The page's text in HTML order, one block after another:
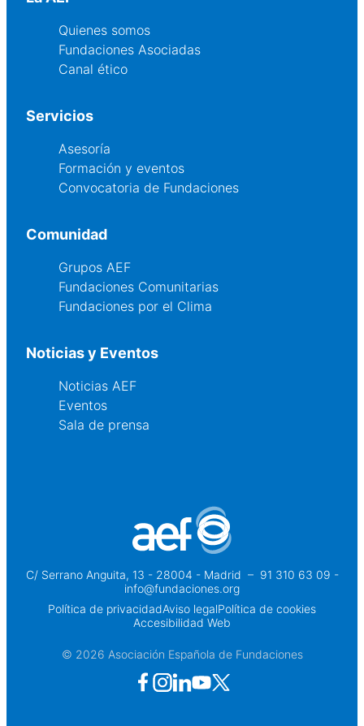
Quienes somos
Fundaciones Asociadas
Canal ético
Servicios
Asesoría
Formación y eventos
Convocatoria de Fundaciones
Comunidad
Grupos AEF
Fundaciones Comunitarias
Fundaciones por el Clima
Noticias y Eventos
Noticias AEF
Eventos
Sala de prensa
C/ Serrano Anguita, 13 - 28004 - Madrid – 91 310 63 09 -
info@fundaciones.org
Política de privacidadAviso legalPolítica de cookies
Accesibilidad Web
© 2026 Asociación Española de Fundaciones